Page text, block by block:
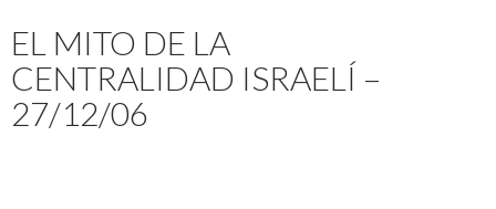
EL MITO DE LA
CENTRALIDAD ISRAELÍ –
27/12/06